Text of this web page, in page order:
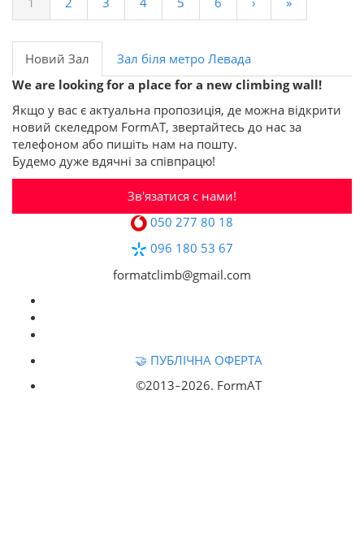
Новий Зал
Зал біля метро Левада
We are looking for a place for a new climbing wall!
Якщо у вас є актуальна пропозиція, де можна відкрити
новий скеледром FormAT, звертайтесь до нас за
телефоном або пишіть нам на пошту.
Будемо дуже вдячні за співпрацю!
Зв'язатися с нами!
050 277 80 18
096 180 53 67
formatclimb@gmail.com
🤝 ПУБЛІЧНА ОФЕРТА
©2013‒2026. FormAT